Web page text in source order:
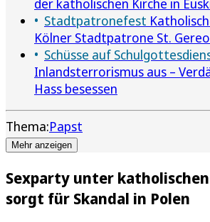
der katholischen Kirche in
Stadtpatronefest
Kölner Stadtpatrone St.
Schüsse auf
Inlandsterrorismus aus –
Hass besessen
Thema:Papst
Mehr anzeigen
Sexparty unter
sorgt für Skandal in Polen